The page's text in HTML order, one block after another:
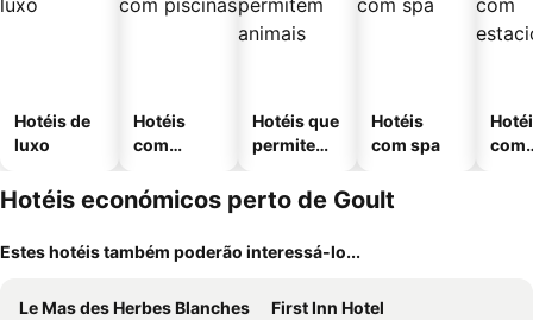
Hotéis de
luxo
Hotéis
com
Hotéis que
permitem
Hotéis
com spa
com
Hotéis económicos perto de Goult
Estes hotéis também poderão interessá-lo...
Le Mas des Herbes Blanches
First Inn Hotel